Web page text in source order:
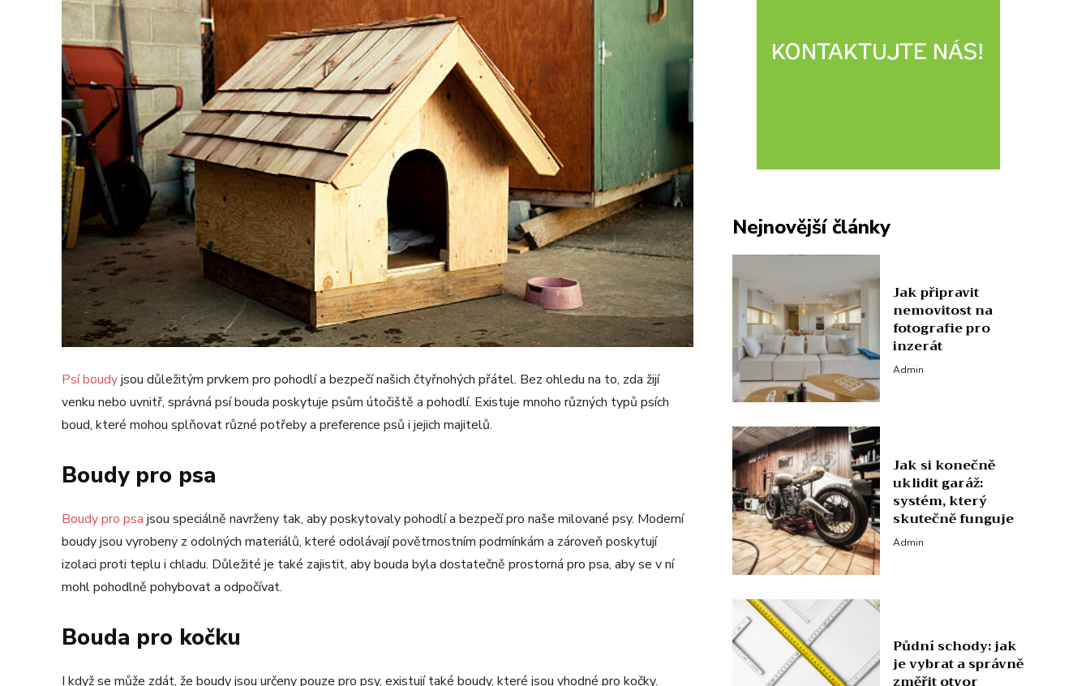
Psí boudyjsou důležitým prvkem pro pohodlí a bezpečí našich čtyřnohých přátel. Bez ohledu na to, zda žijí
venku nebo uvnitř, správná psí bouda poskytuje psům útočiště a pohodlí. Existuje mnoho různých typů psích
boud, které mohou splňovat různé potřeby a preference psů i jejich majitelů.
Boudy pro psa
Boudy pro psa jsou speciálně navrženy tak, aby poskytovaly pohodlí a bezpečí pro naše milované psy. Moderní
boudy jsou vyrobeny z odolných materiálů, které odolávají povětrnostním podmínkám a zároveň poskytují
izolaci proti teplu i chladu. Důležité je také zajistit, aby bouda byla dostatečně prostorná pro psa, aby se v ní
mohl pohodlně pohybovat a odpočívat.
Bouda pro kočku
I když se může zdát, že boudy jsou určeny pouze pro psy, existují také boudy, které jsou vhodné pro kočky.
Nejnovější články
Jak připravit
nemovitost na
fotografie pro
inzerát
Admin
Jak si konečně
uklidit garáž:
systém, který
skutečně funguje
Admin
Půdní schody: jak
je vybrat a správně